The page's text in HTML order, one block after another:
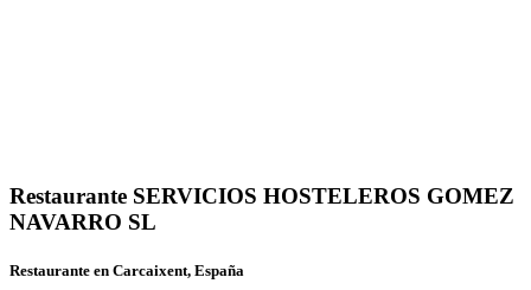
Restaurante SERVICIOS HOSTELEROS GOMEZ
NAVARRO SL
Restaurante en Carcaixent, España